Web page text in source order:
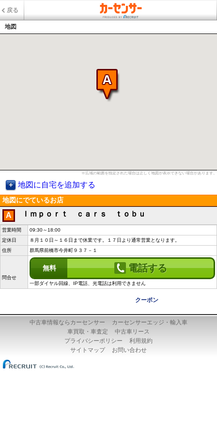
戻る
地図
※広域の範囲を指定された場合は正しく地図が表示できない場合があります。
地図に自宅を追加する
地図にでているお店
A Ｉｍｐｏｒｔ ｃａｒｓ ｔｏｂｕ
営業時間
09:30～18:00
定休日
８月１０日～１６日まで休業です。１７日より通常営業となります。
住所
群馬県前橋市今井町９３７－１
問合せ
無料 電話する
一部ダイヤル回線、IP電話、光電話は利用できません
クーポン
中古車情報ならカーセンサー
カーセンサーエッジ・輸入車
車買取・車査定
中古車リース
プライバシーポリシー
利用規約
サイトマップ
お問い合わせ